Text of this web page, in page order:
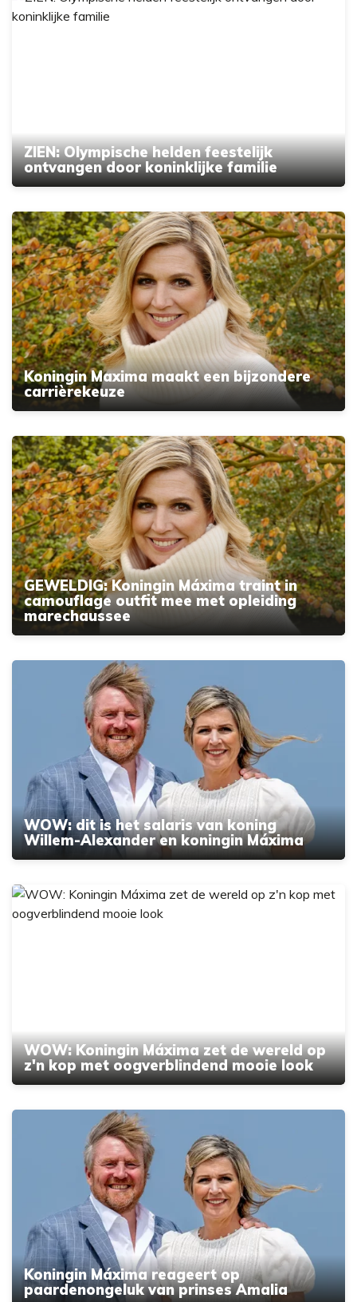
ZIEN: Olympische helden feestelijk
ontvangen door koninklijke familie
Koningin Maxima maakt een bijzondere
carrièrekeuze
GEWELDIG: Koningin Máxima traint in
camouflage outfit mee met opleiding
marechaussee
WOW: dit is het salaris van koning
Willem-Alexander en koningin Máxima
WOW: Koningin Máxima zet de wereld op
z'n kop met oogverblindend mooie look
Koningin Máxima reageert op
paardenongeluk van prinses Amalia